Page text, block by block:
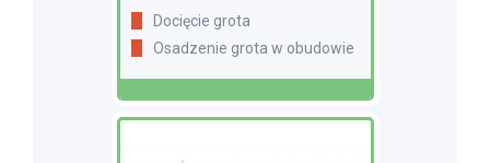
Docięcie grota
Osadzenie grota w obudowie